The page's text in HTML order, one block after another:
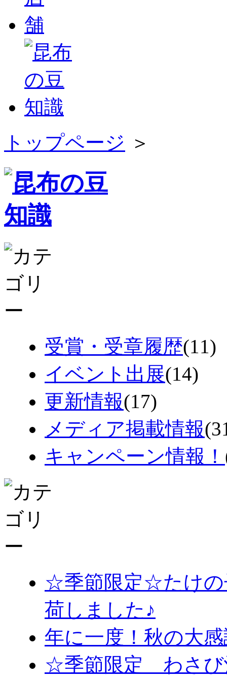
トップページ ＞
受賞・受章履歴(11)
イベント出展(14)
更新情報(17)
メディア掲載情報
キャンペーン情報！
☆季節限定☆たけの
荷しました♪
年に一度！秋の大
☆季節限定 わさび